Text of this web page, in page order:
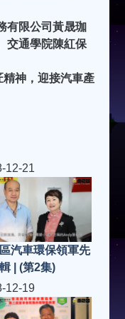
有限公司黃晟珈
交通學院陳紅保
精神，迎接汽車產
12-21
汽車環保領軍先
| (第2集)
12-19